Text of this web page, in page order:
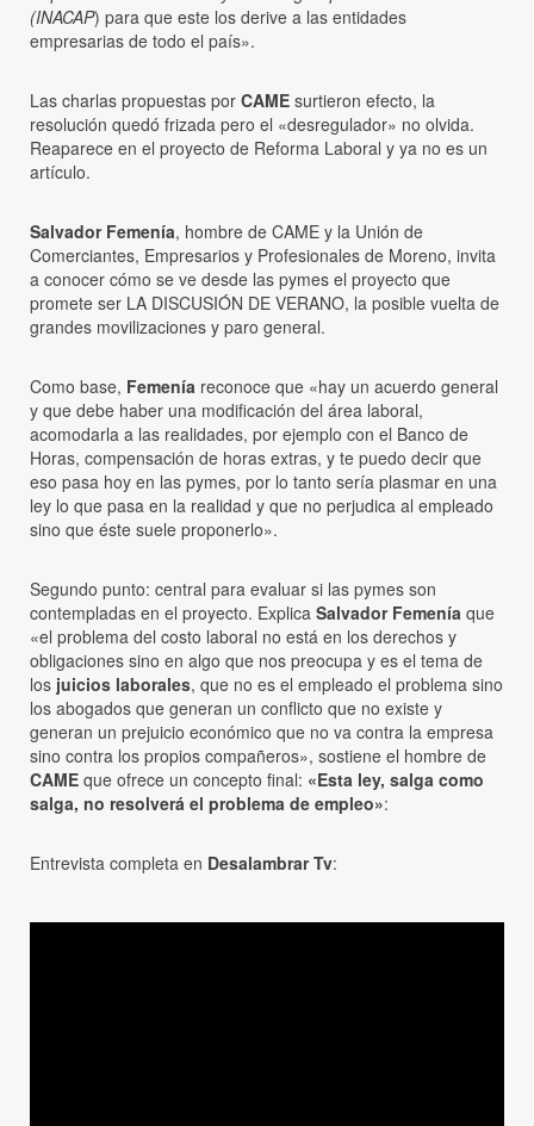
(INACAP) para que este los derive a las entidades
empresarias de todo el país».
Las charlas propuestas por CAME surtieron efecto, la
resolución quedó frizada pero el «desregulador» no olvida.
Reaparece en el proyecto de Reforma Laboral y ya no es un
artículo.
Salvador Femenía, hombre de CAME y la Unión de
Comerciantes, Empresarios y Profesionales de Moreno, invita
a conocer cómo se ve desde las pymes el proyecto que
promete ser LA DISCUSIÓN DE VERANO, la posible vuelta de
grandes movilizaciones y paro general.
Como base, Femenía reconoce que «hay un acuerdo general
y que debe haber una modificación del área laboral,
acomodarla a las realidades, por ejemplo con el Banco de
Horas, compensación de horas extras, y te puedo decir que
eso pasa hoy en las pymes, por lo tanto sería plasmar en una
ley lo que pasa en la realidad y que no perjudica al empleado
sino que éste suele proponerlo».
Segundo punto: central para evaluar si las pymes son
contempladas en el proyecto. Explica Salvador Femenía que
«el problema del costo laboral no está en los derechos y
obligaciones sino en algo que nos preocupa y es el tema de
los juicios laborales, que no es el empleado el problema sino
los abogados que generan un conflicto que no existe y
generan un prejuicio económico que no va contra la empresa
sino contra los propios compañeros», sostiene el hombre de
CAME que ofrece un concepto final: «Esta ley, salga como
salga, no resolverá el problema de empleo»:
Entrevista completa en Desalambrar Tv: